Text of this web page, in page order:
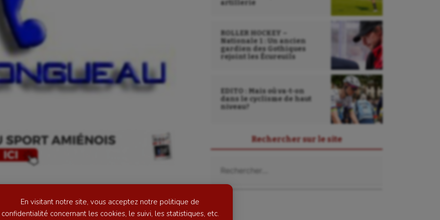
En visitant notre site, vous acceptez notre politique de
confidentialité concernant les cookies, le suivi, les statistiques, etc.
Longue paume
Natation artistique
Sarbacane
Sport adapté
Sport handicap
: Remise du
artillerie
ROLLER HOCKEY –
Nationale 1 : Un ancien
gardien des Gothiques
rejoint les Écureuils
EDITO : Mais où va-t-on
dans le cyclisme de haut
niveau?
Rechercher sur le site